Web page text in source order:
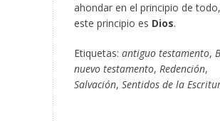
ahondar en el principio de
este principio es Dios.
Etiquetas: antiguo testamento,
nuevo testamento, Redención,
Salvación, Sentidos de la